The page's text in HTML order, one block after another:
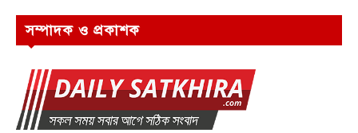
সম্পাদক ও প্রকাশক